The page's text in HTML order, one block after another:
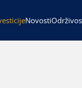
Novosti